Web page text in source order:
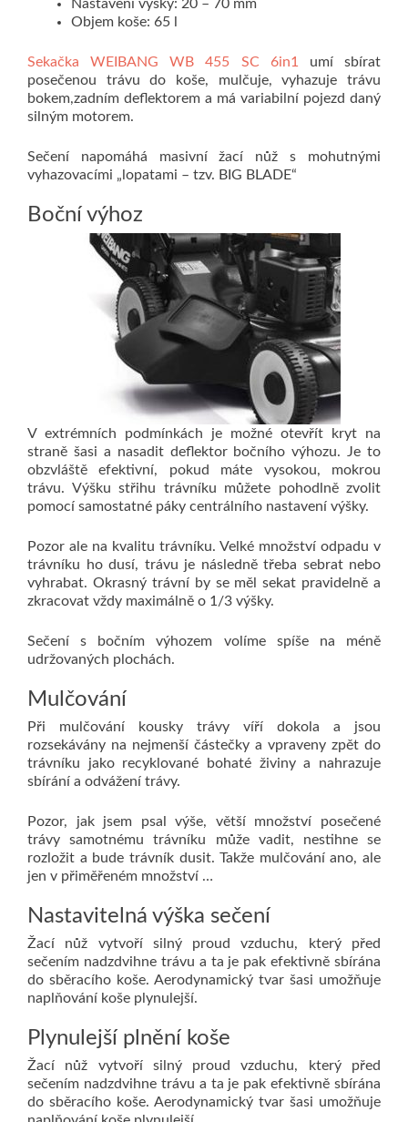
Nastavení výšky: 20 – 70 mm
Objem koše: 65 l
Sekačka WEIBANG WB 455 SC 6in1umí sbírat
posečenou trávu do koše, mulčuje, vyhazuje trávu
bokem,zadním deflektorem a má variabilní pojezd daný
silným motorem.
Sečení napomáhá masivní žací nůž s mohutnými
vyhazovacími „lopatami – tzv. BIG BLADE“
Boční výhoz
V extrémních podmínkách je možné otevřít kryt na
straně šasi a nasadit deflektor bočního výhozu. Je to
obzvláště efektivní, pokud máte vysokou, mokrou
trávu. Výšku střihu trávníku můžete pohodlně zvolit
pomocí samostatné páky centrálního nastavení výšky.
Pozor ale na kvalitu trávníku. Velké množství odpadu v
trávníku ho dusí, trávu je následně třeba sebrat nebo
vyhrabat. Okrasný trávní by se měl sekat pravidelně a
zkracovat vždy maximálně o 1/3 výšky.
Sečení s bočním výhozem volíme spíše na méně
udržovaných plochách.
Mulčování
Při mulčování kousky trávy víří dokola a jsou
rozsekávány na nejmenší částečky a vpraveny zpět do
trávníku jako recyklované bohaté živiny a nahrazuje
sbírání a odvážení trávy.
Pozor, jak jsem psal výše, větší množství posečené
trávy samotnému trávníku může vadit, nestihne se
rozložit a bude trávník dusit. Takže mulčování ano, ale
jen v přiměřeném množství …
Nastavitelná výška sečení
Žací nůž vytvoří silný proud vzduchu, který před
sečením nadzdvihne trávu a ta je pak efektivně sbírána
do sběracího koše. Aerodynamický tvar šasi umožňuje
naplňování koše plynulejší.
Plynulejší plnění koše
Žací nůž vytvoří silný proud vzduchu, který před
sečením nadzdvihne trávu a ta je pak efektivně sbírána
do sběracího koše. Aerodynamický tvar šasi umožňuje